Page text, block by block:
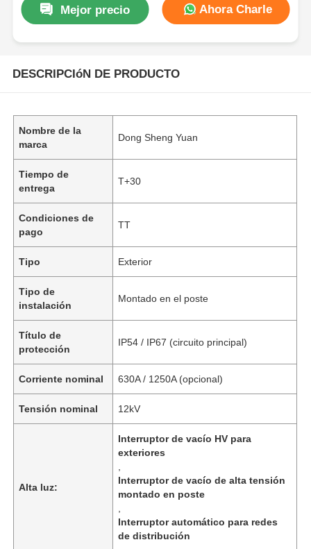
Mejor precio Ahora Charle
DESCRIPCIóN DE PRODUCTO
Nombre de la
marca
Dong Sheng Yuan
Tiempo de
entrega
T+30
Condiciones de
pago
TT
Tipo Exterior
Tipo de
instalación
Montado en el poste
Título de
protección
IP54 / IP67 (circuito principal)
Corriente nominal 630A / 1250A (opcional)
Tensión nominal 12kV
Alta luz:
Interruptor de vacío HV para
exteriores
Interruptor de vacío de alta tensión
montado en poste
Interruptor automático para redes
de distribución